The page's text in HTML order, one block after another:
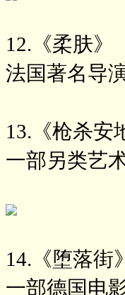
12.《柔肤》
法国著名导
13.《枪杀安
一部另类艺
14.《堕落街》
一部德国电